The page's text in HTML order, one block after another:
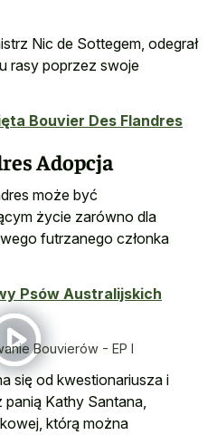
Nic de Sottegem, odegrał
rasy poprzez swoje
Bouvier Des Flandres
Adopcja
może być
życie zarówno dla
futrzanego członka
Psów Australijskich
Bouvierów - EP I
się od kwestionariusza i
Kathy Santana,
którą można